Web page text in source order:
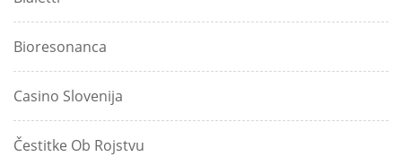
Bioresonanca
Casino Slovenija
Čestitke Ob Rojstvu